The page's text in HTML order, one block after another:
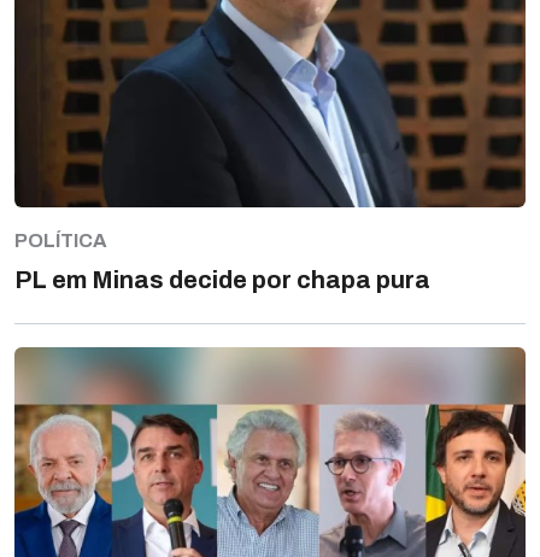
POLÍTICA
PL em Minas decide por chapa pura